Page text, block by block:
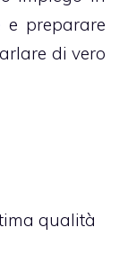
e preparare
di vero
qualità